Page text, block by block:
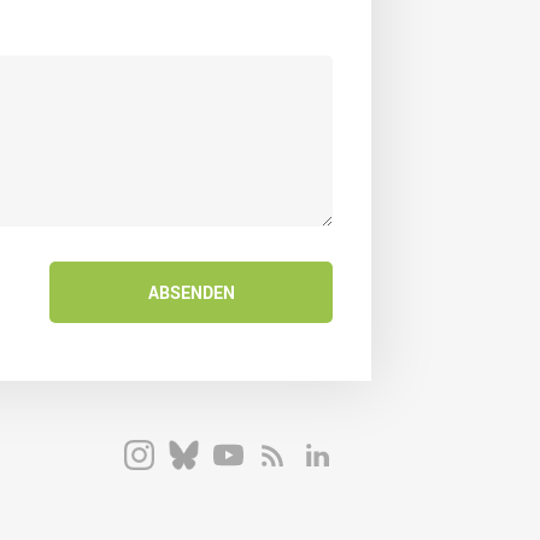
ABSENDEN